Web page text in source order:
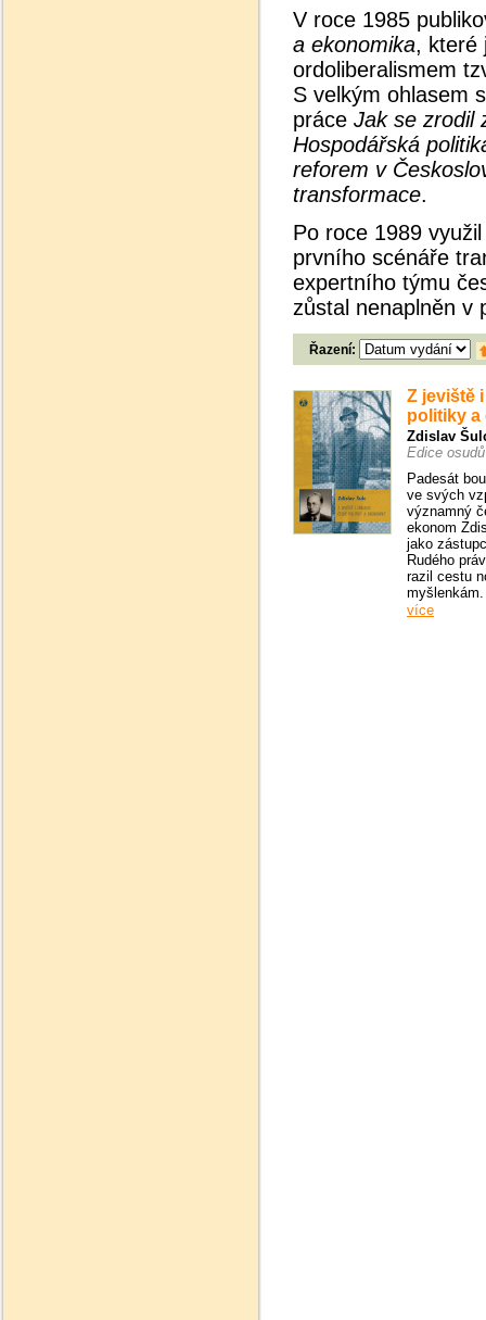
V roce 1985
a ekonomika, které
ordoliberalismem
S velkým ohlasem
práce Jak se zrodil
Hospodářská
reforem v
transformace.
Po roce 1989
prvního scénáře
expertního týmu
zůstal nenaplněn v
Řazení:
Z jeviště
politiky a
Zdislav
Edice osudů
Padesát
ve svých
významný
ekonom
jako
Rudého
razil cestu
myšlenkám.
více